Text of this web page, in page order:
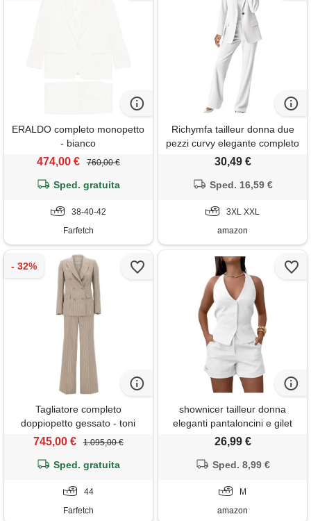
ERALDO completo monopetto
- bianco
474,00 € 760,00 €
Sped. gratuita
38-40-42
Farfetch
Richymfa tailleur donna due
pezzi curvy elegante completo
da donna slim fit business
completa tinta unita giacche
da abito blazer taglie forti
30,49 €
Sped. 16,59 €
3XL XXL
amazon
Tagliatore completo
doppiopetto gessato - toni
neutri
745,00 € 1.095,00 €
Sped. gratuita
44
Farfetch
shownicer tailleur donna
eleganti pantaloncini e gilet
completo blazer a senza
set in tinta unita pantaloni
26,99 €
Sped. 8,99 €
M
amazon